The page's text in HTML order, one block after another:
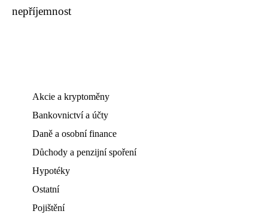
nepříjemnost
Akcie a kryptoměny
Bankovnictví a účty
Daně a osobní finance
Důchody a penzijní spoření
Hypotéky
Ostatní
Pojištění